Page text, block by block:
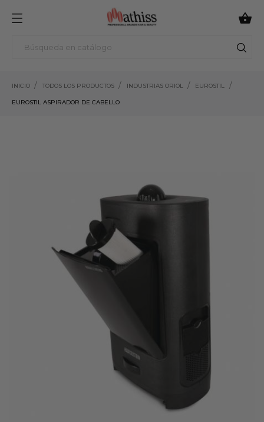

INICIO TODOS LOS PRODUCTOS INDUSTRIAS ORIOL EUROSTIL
EUROSTIL ASPIRADOR DE CABELLO